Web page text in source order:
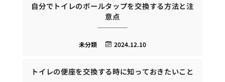
自分でトイレのボールタップを交換する方法と注
意点
2024.12.10
未分類
トイレの便座を交換する時に知っておきたいこと